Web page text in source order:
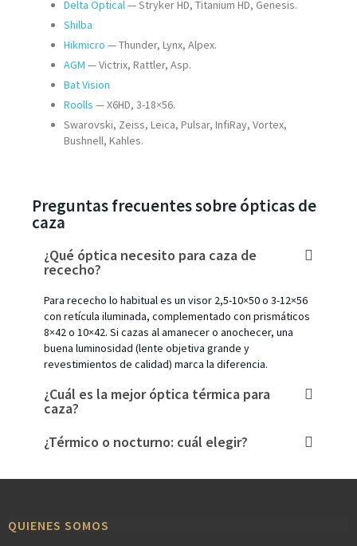
Delta Optical — Stryker HD, Titanium HD, Genesis.
Shilba
Hikmicro — Thunder, Lynx, Alpex.
AGM — Victrix, Rattler, Asp.
Bat Vision
Roolls — X6HD, 3-18×56.
Swarovski, Zeiss, Leica, Pulsar, InfiRay, Vortex,
Bushnell, Kahles.
Preguntas frecuentes sobre ópticas de
caza
¿Qué óptica necesito para caza de
rececho?
Para rececho lo habitual es un visor 2,5-10×50 o 3-12×56
con retícula iluminada, complementado con prismáticos
8×42 o 10×42. Si cazas al amanecer o anochecer, una
buena luminosidad (lente objetiva grande y
revestimientos de calidad) marca la diferencia.
¿Cuál es la mejor óptica térmica para
caza?
¿Térmico o nocturno: cuál elegir?
QUIENES SOMOS